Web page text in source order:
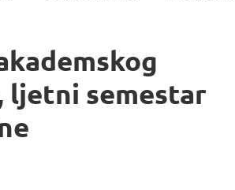
ljetni semestar